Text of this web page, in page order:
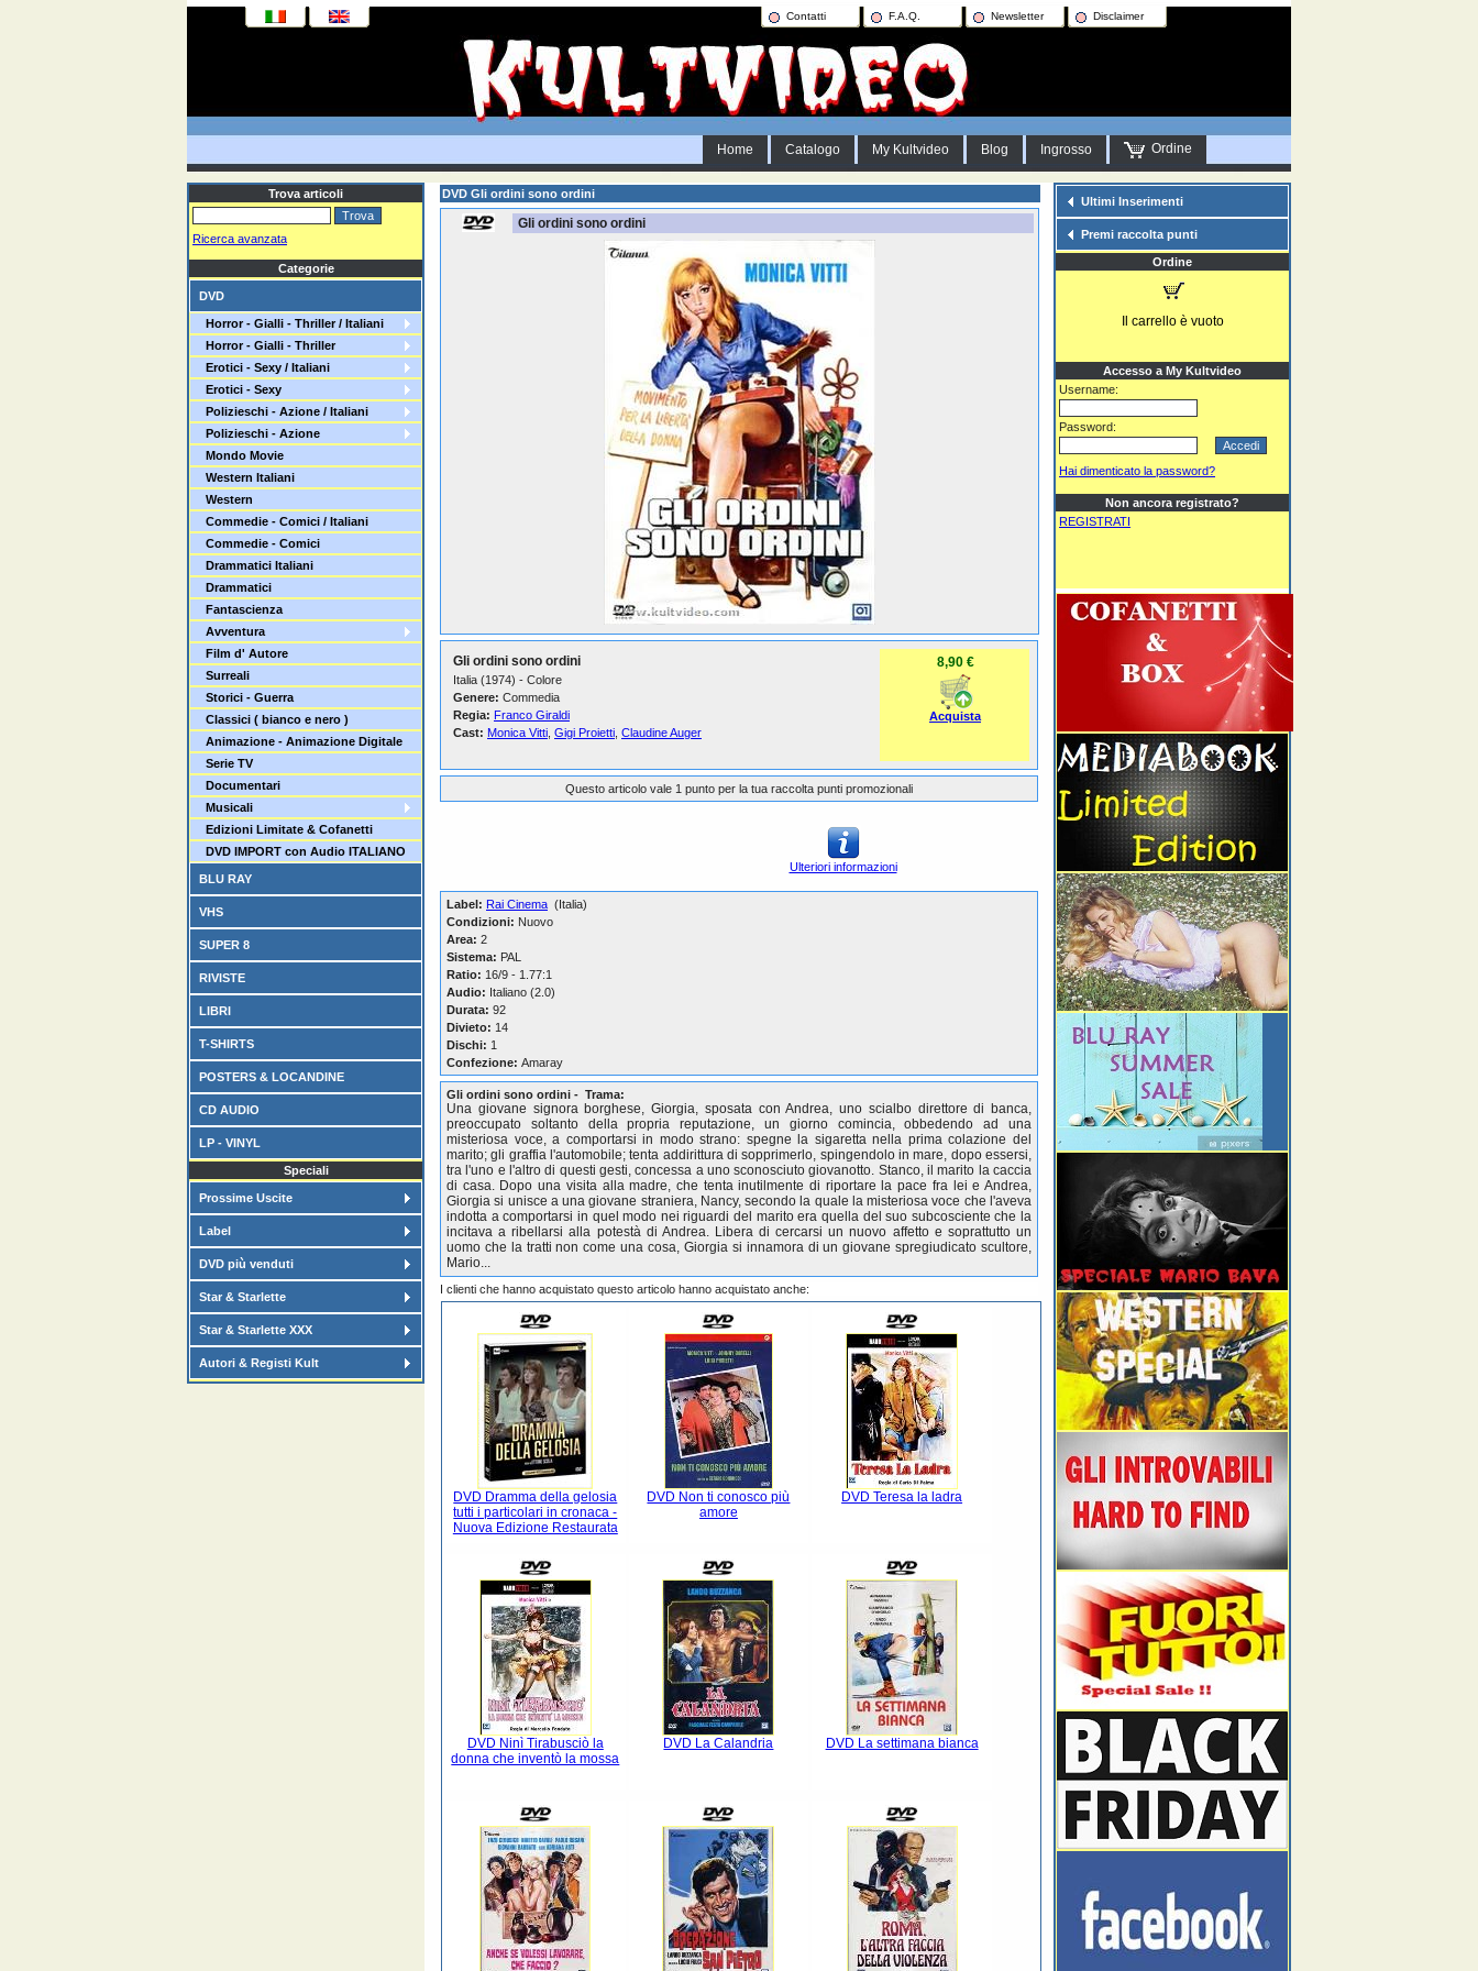
Contatti F.A.Q. Newsletter Disclaimer
Home Catalogo My Kultvideo Blog Ingrosso Ordine
Trova articoli
Ricerca avanzata
Categorie
DVD
Horror - Gialli - Thriller / Italiani
Horror - Gialli - Thriller
Erotici - Sexy / Italiani
Erotici - Sexy
Polizieschi - Azione / Italiani
Polizieschi - Azione
Mondo Movie
Western Italiani
Western
Commedie - Comici / Italiani
Commedie - Comici
Drammatici Italiani
Drammatici
Fantascienza
Avventura
Film d' Autore
Surreali
Storici - Guerra
Classici ( bianco e nero )
Animazione - Animazione Digitale
Serie TV
Documentari
Musicali
Edizioni Limitate & Cofanetti
DVD IMPORT con Audio ITALIANO
BLU RAY
VHS
SUPER 8
RIVISTE
LIBRI
T-SHIRTS
POSTERS & LOCANDINE
CD AUDIO
LP - VINYL
Speciali
Prossime Uscite
Label
DVD più venduti
Star & Starlette
Star & Starlette XXX
Autori & Registi Kult
DVD Gli ordini sono ordini
Gli ordini sono ordini
Gli ordini sono ordini
Italia (1974) - Colore
Genere: Commedia
Regia: Franco Giraldi
Cast: Monica Vitti Gigi Proietti Claudine Auger
8,90 €
Acquista
Questo articolo vale 1 punto per la tua raccolta punti promozionali
Ulteriori informazioni
Label: Rai Cinema (Italia)
Condizioni: Nuovo
Area: 2
Sistema: PAL
Ratio: 16/9 - 1.77:1
Audio: Italiano (2.0)
Durata: 92
Divieto: 14
Dischi: 1
Confezione: Amaray
Gli ordini sono ordini - Trama:
Una giovane signora borghese, Giorgia, sposata con Andrea, uno scialbo direttore di banca,
preoccupato soltanto della propria reputazione, un giorno comincia, obbedendo ad una
misteriosa voce, a comportarsi in modo strano: spegne la sigaretta nella prima colazione del
marito; gli graffia l'automobile; tenta addirittura di sopprimerlo, spingendolo in mare, dopo essersi,
tra l'uno e l'altro di questi gesti, concessa a uno sconosciuto giovanotto. Stanco, il marito la caccia
di casa. Dopo una visita alla madre, che tenta inutilmente di riportare la pace fra lei e Andrea,
Giorgia si unisce a una giovane straniera, Nancy, secondo la quale la misteriosa voce che l'aveva
indotta a comportarsi in quel modo nei riguardi del marito era quella del suo subcosciente che la
incitava a ribellarsi alla potestà di Andrea. Libera di cercarsi un nuovo affetto e soprattutto un
uomo che la tratti non come una cosa, Giorgia si innamora di un giovane spregiudicato scultore,
Mario...
I clienti che hanno acquistato questo articolo hanno acquistato anche:
DVD Dramma della gelosia
tutti i particolari in cronaca -
Nuova Edizione Restaurata
DVD Non ti conosco più
amore
DVD Teresa la ladra
DVD Ninì Tirabusciò la
donna che inventò la mossa
DVD La Calandria DVD La settimana bianca
Ultimi Inserimenti
Premi raccolta punti
Ordine
Il carrello è vuoto
Accesso a My Kultvideo
Username:
Password:
Hai dimenticato la password?
Non ancora registrato?
REGISTRATI